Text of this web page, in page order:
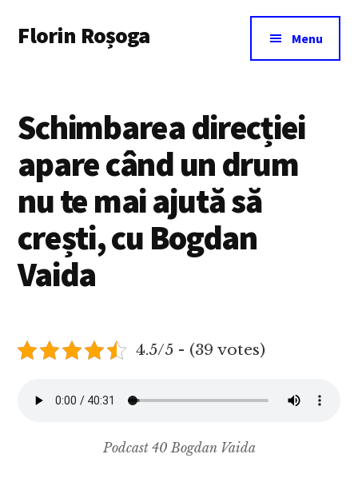
main
menu
Florin Roșoga Menu
Schimbarea direcției
apare când un drum
nu te mai ajută să
crești, cu Bogdan
Vaida
4.5/5 - (39 votes)
Podcast 40 Bogdan Vaida